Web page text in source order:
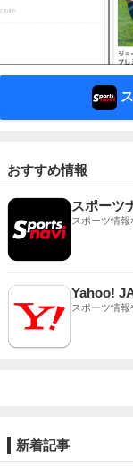
おすすめ情報
スポーツ
スポーツ情
Yahoo!
スポーツ情
新着記事